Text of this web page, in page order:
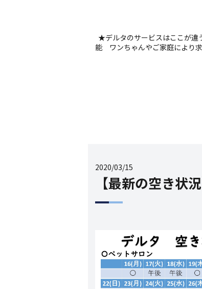
★デルタのサービスはここが違
能 ワンちゃんやご家庭により
2020/03/15
【最新の空き状